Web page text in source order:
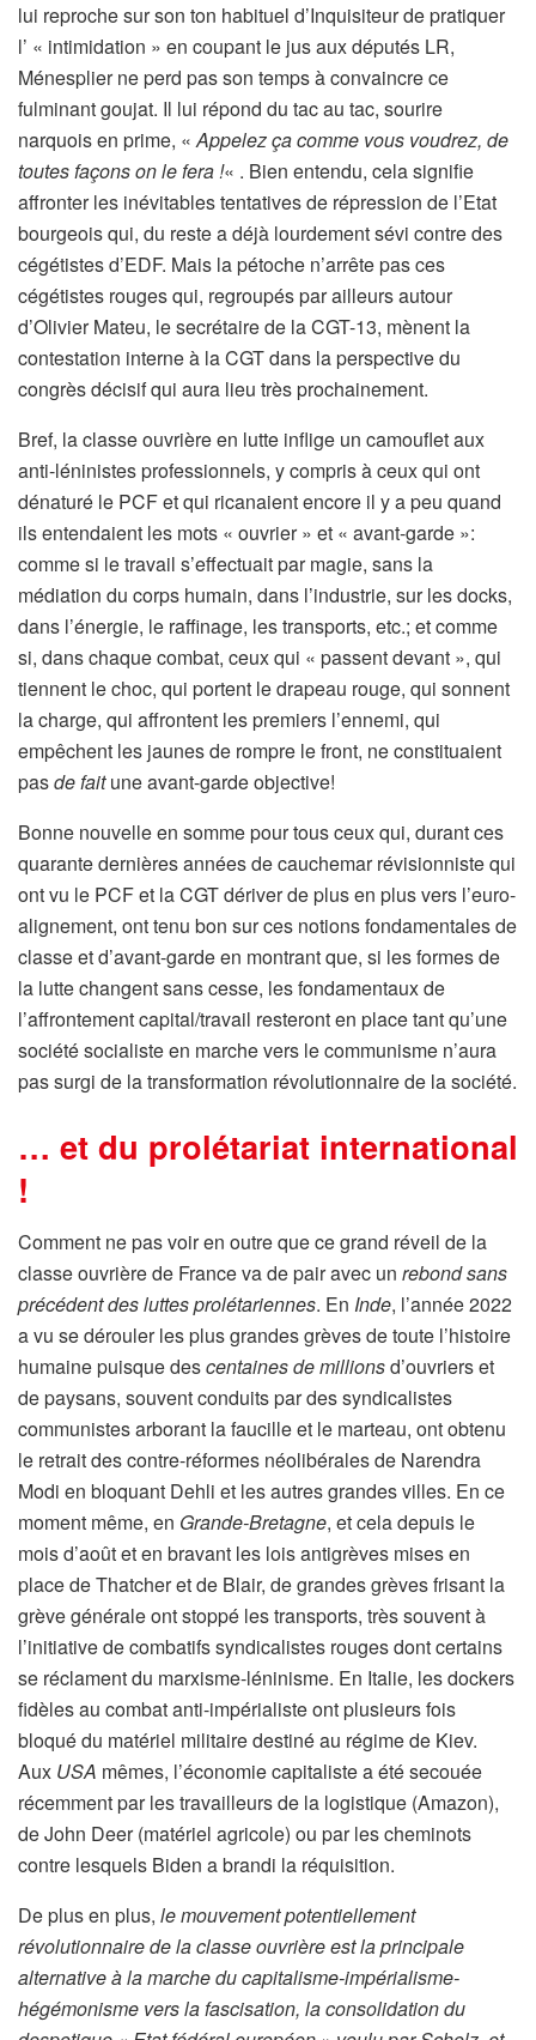
lui reproche sur son ton habituel d’Inquisiteur de pratiquer
l’ « intimidation » en coupant le jus aux députés LR,
Ménesplier ne perd pas son temps à convaincre ce
fulminant goujat. Il lui répond du tac au tac, sourire
narquois en prime, «Appelez ça comme vous voudrez, de
toutes façons on le fera !« . Bien entendu, cela signifie
affronter les inévitables tentatives de répression de l’Etat
bourgeois qui, du reste a déjà lourdement sévi contre des
cégétistes d’EDF. Mais la pétoche n’arrête pas ces
cégétistes rouges qui, regroupés par ailleurs autour
d’Olivier Mateu, le secrétaire de la CGT-13, mènent la
contestation interne à la CGT dans la perspective du
congrès décisif qui aura lieu très prochainement.
Bref, la classe ouvrière en lutte inflige un camouflet aux
anti-léninistes professionnels, y compris à ceux qui ont
dénaturé le PCF et qui ricanaient encore il y a peu quand
ils entendaient les mots « ouvrier » et « avant-garde »:
comme si le travail s’effectuait par magie, sans la
médiation du corps humain, dans l’industrie, sur les docks,
dans l’énergie, le raffinage, les transports, etc.; et comme
si, dans chaque combat, ceux qui « passent devant », qui
tiennent le choc, qui portent le drapeau rouge, qui sonnent
la charge, qui affrontent les premiers l’ennemi, qui
empêchent les jaunes de rompre le front, ne constituaient
pasde faitune avant-garde objective!
Bonne nouvelle en somme pour tous ceux qui, durant ces
quarante dernières années de cauchemar révisionniste qui
ont vu le PCF et la CGT dériver de plus en plus vers l’euro-
alignement, ont tenu bon sur ces notions fondamentales de
classe et d’avant-garde en montrant que, si les formes de
la lutte changent sans cesse, les fondamentaux de
l’affrontement capital/travail resteront en place tant qu’une
société socialiste en marche vers le communisme n’aura
pas surgi de la transformation révolutionnaire de la société.
… et du prolétariat international
!
Comment ne pas voir en outre que ce grand réveil de la
classe ouvrière de France va de pair avec un rebond sans
précédent des luttes prolétariennes. En Inde, l’année 2022
a vu se dérouler les plus grandes grèves de toute l’histoire
humaine puisque descentaines de millionsd’ouvriers et
de paysans, souvent conduits par des syndicalistes
communistes arborant la faucille et le marteau, ont obtenu
le retrait des contre-réformes néolibérales de Narendra
Modi en bloquant Dehli et les autres grandes villes. En ce
moment même, en Grande-Bretagne, et cela depuis le
mois d’août et en bravant les lois antigrèves mises en
place de Thatcher et de Blair, de grandes grèves frisant la
grève générale ont stoppé les transports, très souvent à
l’initiative de combatifs syndicalistes rouges dont certains
se réclament du marxisme-léninisme. En Italie, les dockers
fidèles au combat anti-impérialiste ont plusieurs fois
bloqué du matériel militaire destiné au régime de Kiev.
Aux USA mêmes, l’économie capitaliste a été secouée
récemment par les travailleurs de la logistique (Amazon),
de John Deer (matériel agricole) ou par les cheminots
contre lesquels Biden a brandi la réquisition.
De plus en plus, le mouvement potentiellement
révolutionnaire de la classe ouvrière est la principale
alternativeà la marche du capitalisme-impérialisme-
hégémonisme vers la fascisation, la consolidation du